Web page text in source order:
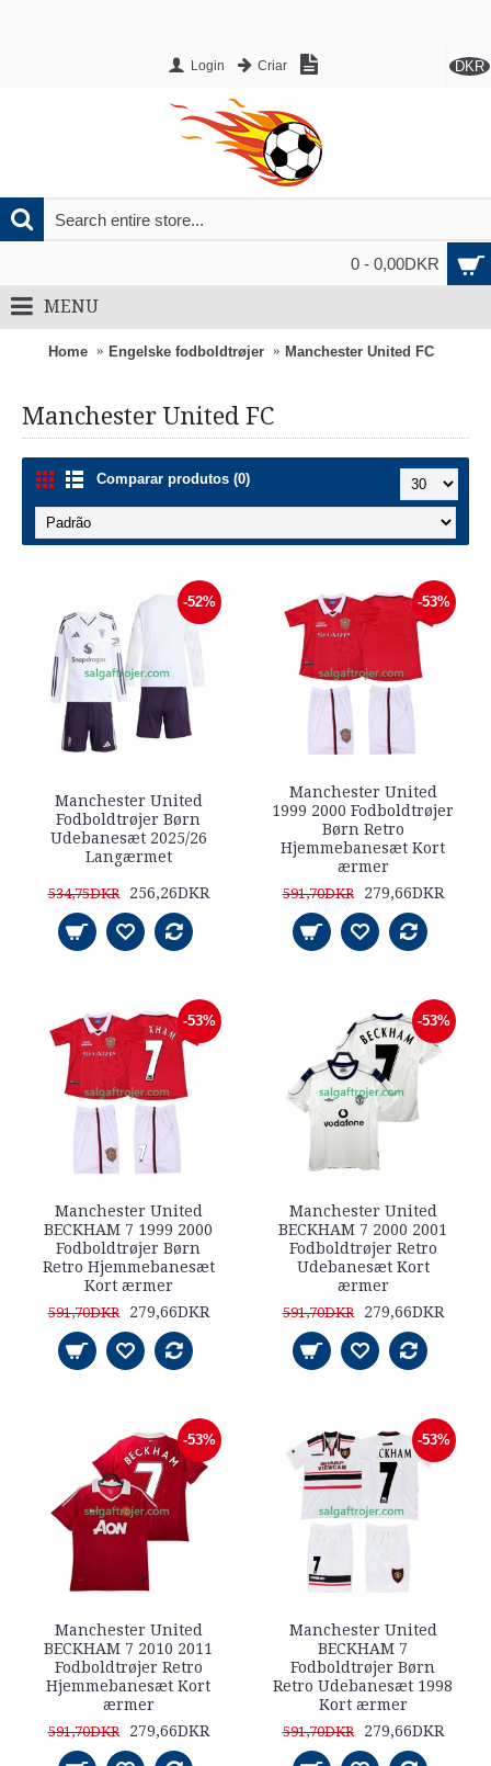
DKR
Login Criar
0 - 0,00DKR
MENU
Home Engelske fodboldtrøjer Manchester United FC
Manchester United FC
Comparar produtos (0)
-52%
Manchester United
Fodboldtrøjer Børn
Udebanesæt 2025/26
Langærmet
534,75DKR 256,26DKR
-53%
Manchester United
1999 2000 Fodboldtrøjer
Børn Retro
Hjemmebanesæt Kort
ærmer
591,70DKR 279,66DKR
-53%
Manchester United
BECKHAM 7 1999 2000
Fodboldtrøjer Børn
Retro Hjemmebanesæt
Kort ærmer
591,70DKR 279,66DKR
-53%
Manchester United
BECKHAM 7 2000 2001
Fodboldtrøjer Retro
Udebanesæt Kort
ærmer
591,70DKR 279,66DKR
-53%
Manchester United
BECKHAM 7 2010 2011
Fodboldtrøjer Retro
Hjemmebanesæt Kort
ærmer
591,70DKR 279,66DKR
-53%
Manchester United
BECKHAM 7
Fodboldtrøjer Børn
Retro Udebanesæt 1998
Kort ærmer
591,70DKR 279,66DKR